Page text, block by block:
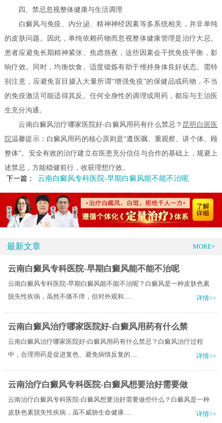
四、禁忌忽视整体健康与生活调理
白癜风与免疫、内分泌、精神神经因素等多系统相关，并非单纯
的皮肤问题。因此，单纯依赖药物而忽视整体健康管理是治疗大忌。
患者应避免长期精神紧张、焦虑熬夜，这些因素会干扰免疫平衡，影
响疗效。同时，均衡饮食、适度锻炼有助于维持身体良好状态。需特
别注意，应避免盲目摄入大量所谓“增强免疫”的保健品或药物，不当
的免疫激活可能适得其反。任何全身性的调理或用药，都应与主治医
生充分沟通。
云南白癜风治疗哪家医院好-白癜风用药有什么禁忌？ 昆明白斑医
院温馨提示：白癜风用药的核心原则是“遵医嘱、重观察、讲个体、顾
整体”。安全有效的治疗建立在医患充分信任与合作的基础上，规避上
述禁忌，方能稳健前行，收获理想疗效。
下一篇：
云南白癜风专科医院-早期白癜风能不能不治呢
最新文章 MORE+
云南白癜风专科医院-早期白癜风能不能不治呢
云南白癜风专科医院-早期白癜风能不能不治呢？白癜风是一种皮肤色素
脱失性疾病，虽然不痛不痒，但对外观和.....
详情>>
云南白癜风治疗哪家医院好-白癜风用药有什么禁
云南白癜风治疗哪家医院好-白癜风用药有什么禁忌？白癜风治疗过程
中，合理用药是促进复色、避免病情反复的.....
详情>>
云南治疗白癜风专科医院-白癜风想要治好需要做
云南治疗白癜风专科医院-白癜风想要治好需要做些什么？白癜风是一种
皮肤色素脱失性疾病，虽不威胁生命健康.....
详情>>